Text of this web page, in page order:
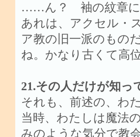
……ん？ 袖の紋章に
あれは、アクセル・
ア教の旧一派のもの
ね。かなり古くて高
21.その人だけが知っ
それも、前述の、わ
当時、わたしは魔法
みのような気分で教